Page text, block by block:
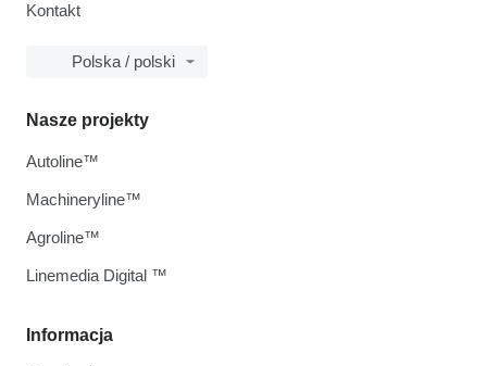
Kontakt
Polska / polski
Informacja
Nasze projekty
Autoline™
Machineryline™
Agroline™
Linemedia Digital ™